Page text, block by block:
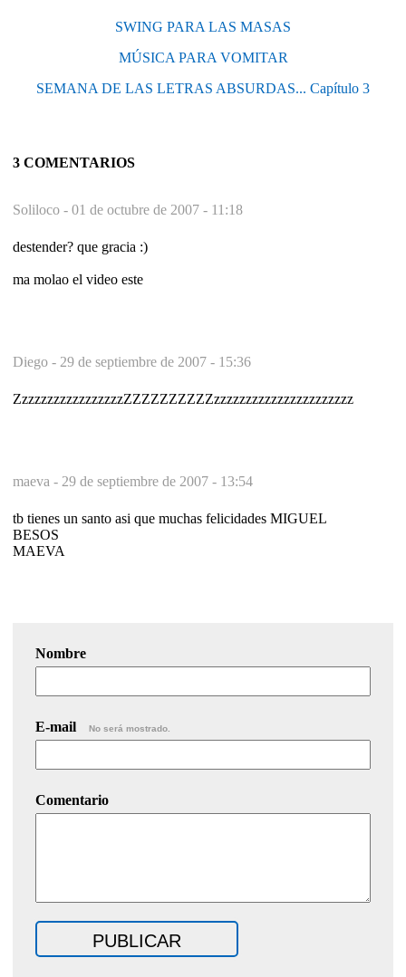
SWING PARA LAS MASAS
MÚSICA PARA VOMITAR
SEMANA DE LAS LETRAS ABSURDAS... Capítulo 3
3 COMENTARIOS
Soliloco - 01 de octubre de 2007 - 11:18
destender? que gracia :)
ma molao el video este
Diego - 29 de septiembre de 2007 - 15:36
ZzzzzzzzzzzzzzzzzZZZZZZZZZZzzzzzzzzzzzzzzzzzzzzzz
maeva - 29 de septiembre de 2007 - 13:54
tb tienes un santo asi que muchas felicidades MIGUEL
BESOS
MAEVA
Nombre
E-mail No será mostrado.
Comentario